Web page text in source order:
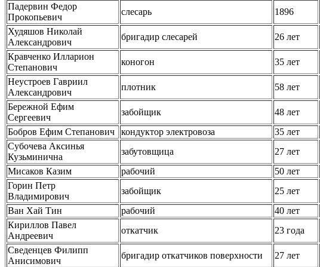
Падервин Федор
Прокопьевич
слесарь 1896
Худяшов Николай
Александрович
бригадир слесарей 26 лет
Кравченко Илларион
Степанович
коногон 35 лет
Неустроев Гавриил
Александрович
плотник 58 лет
Бережной Ефим
Сергеевич
забойщик 48 лет
Бобров Ефим Степанович
кондуктор электровоза 35 лет
Субочева Аксинья
Кузьминична
забутовщица 27 лет
Мисаков Казим
рабочий 50 лет
Горин Петр
Владимирович
забойщик 25 лет
Ван Хай Тин
рабочий 40 лет
Кириллов Павел
Андреевич
откатчик 23 года
Сведенцев Филипп
Анисимович
бригадир откатчиков поверхности 27 лет